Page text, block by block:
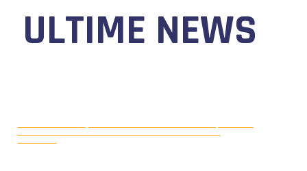
ULTIME NEWS
VIVERONE!